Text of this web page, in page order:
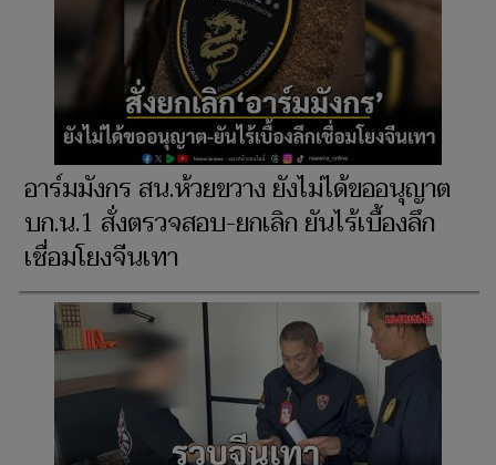
อาร์มมังกร สน.ห้วยขวาง ยังไม่ได้ขออนุญาต
บก.น.1 สั่งตรวจสอบ-ยกเลิก ยันไร้เบื้องลึก
เชื่อมโยงจีนเทา